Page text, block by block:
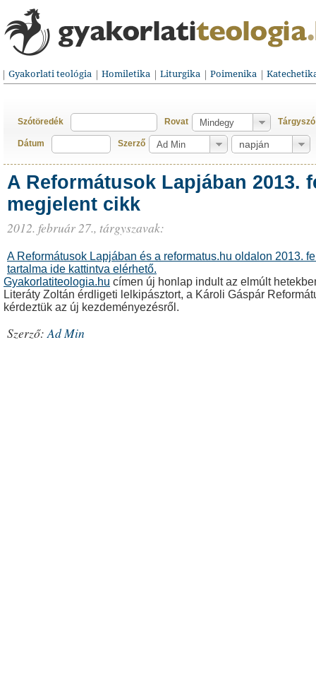
Gyakorlati teológia Homiletika Liturgika Poimenika
Szótöredék Rovat Tárgyszó
Dátum Szerző
A Reformátusok Lapjában 2013.
megjelent cikk
2012. február 27., tárgyszavak:
A Reformátusok Lapjában és a reformatus.hu oldalon 2013.
tartalma ide kattintva elérhető.
Gyakorlatiteologia.hu címen új honlap indult az elmúlt
Literáty Zoltán érdligeti lelkipásztort, a Károli Gáspár
kérdeztük az új kezdeményezésről.
Szerző:Ad Min